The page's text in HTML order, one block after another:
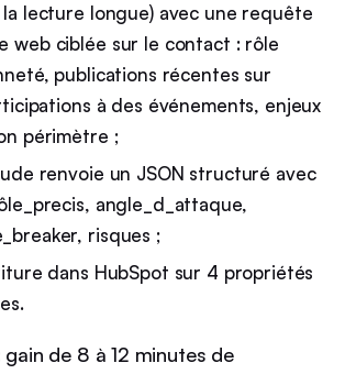
lecture longue) avec une requête
web ciblée sur le contact : rôle
publications récentes sur
à des événements, enjeux
périmètre ;
renvoie un JSON structuré avec
angle_d_attaque,
risques ;
dans HubSpot sur 4 propriétés
gain de 8 à 12 minutes de